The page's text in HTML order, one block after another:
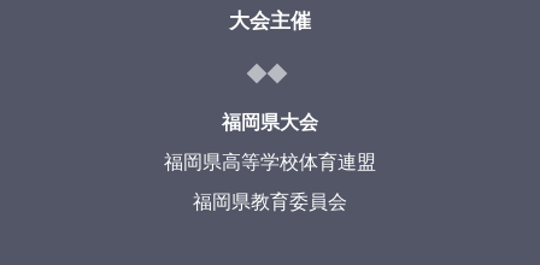
大会主催
福岡県大会
福岡県高等学校体育連盟
福岡県教育委員会